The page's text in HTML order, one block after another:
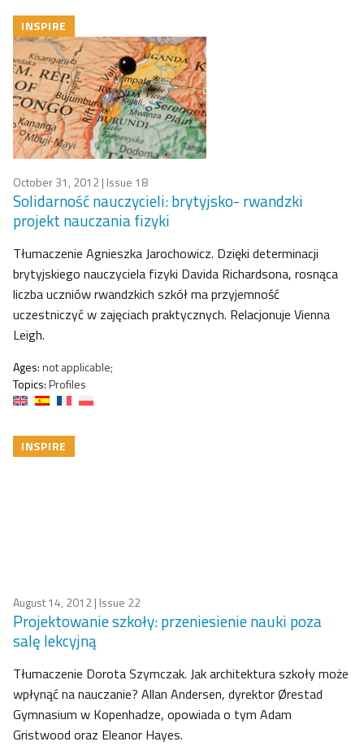
INSPIRE
October 31, 2012| Issue 18
Solidarność nauczycieli: brytyjsko- rwandzki
projekt nauczania fizyki
Tłumaczenie Agnieszka Jarochowicz. Dzięki determinacji
brytyjskiego nauczyciela fizyki Davida Richardsona, rosnąca
liczba uczniów rwandzkich szkół ma przyjemność
uczestniczyć w zajęciach praktycznych. Relacjonuje Vienna
Leigh.
Ages:not applicable;
Topics:Profiles
INSPIRE
August 14, 2012| Issue 22
Projektowanie szkoły: przeniesienie nauki poza
salę lekcyjną
Tłumaczenie Dorota Szymczak. Jak architektura szkoły może
wpłynąć na nauczanie? Allan Andersen, dyrektor Ørestad
Gymnasium w Kopenhadze, opowiada o tym Adam
Gristwood oraz Eleanor Hayes.